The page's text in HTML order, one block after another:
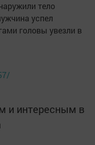
тело
успел
головы увезли в
и интересным в